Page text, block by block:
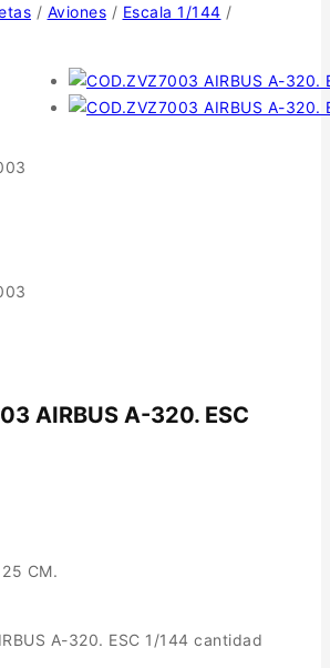
/ Aviones / Escala 1/144 /
AIRBUS A-320. ESC
25 CM.
A-320. ESC 1/144 cantidad